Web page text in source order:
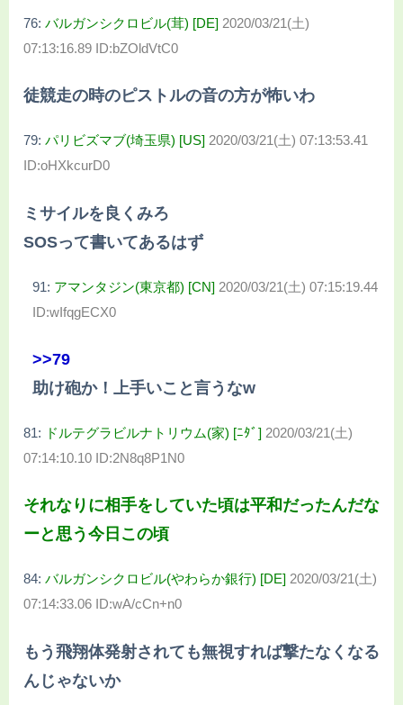
76: バルガンシクロビル(茸) [DE] 2020/03/21(土)
07:13:16.89 ID:bZOldVtC0
徒競走の時のピストルの音の方が怖いわ
79: パリビズマブ(埼玉県) [US] 2020/03/21(土) 07:13:53.41
ID:oHXkcurD0
ミサイルを良くみろ
SOSって書いてあるはず
91: アマンタジン(東京都) [CN] 2020/03/21(土) 07:15:19.44
ID:wIfqgECX0
>>79
助け砲か！上手いこと言うなw
81: ドルテグラビルナトリウム(家) [ﾆﾀﾞ] 2020/03/21(土)
07:14:10.10 ID:2N8q8P1N0
それなりに相手をしていた頃は平和だったんだな
ーと思う今日この頃
84: バルガンシクロビル(やわらか銀行) [DE] 2020/03/21(土)
07:14:33.06 ID:wA/cCn+n0
もう飛翔体発射されても無視すれば撃たなくなる
んじゃないか